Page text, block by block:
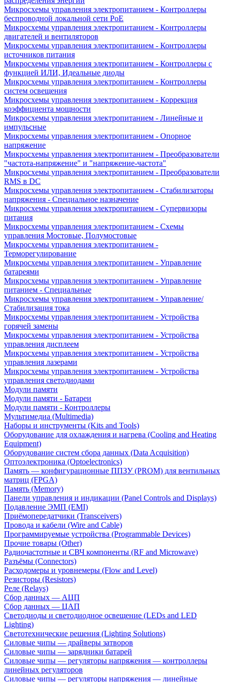
Микросхемы управления электропитанием - Контроллеры
беспроводной локальной сети PoE
Микросхемы управления электропитанием - Контроллеры
двигателей и вентиляторов
Микросхемы управления электропитанием - Контроллеры
источников питания
Микросхемы управления электропитанием - Контроллеры с
функцией ИЛИ, Идеальные диоды
Микросхемы управления электропитанием - Контроллеры
систем освещения
Микросхемы управления электропитанием - Коррекция
коэффициента мощности
Микросхемы управления электропитанием - Линейные и
импульсные
Микросхемы управления электропитанием - Опорное
напряжение
Микросхемы управления электропитанием - Преобразователи
"частота-напряжение" и "напряжение-частота"
Микросхемы управления электропитанием - Преобразователи
RMS в DC
Микросхемы управления электропитанием - Стабилизаторы
напряжения - Специальное назначение
Микросхемы управления электропитанием - Супервизоры
питания
Микросхемы управления электропитанием - Схемы
управления Мостовые, Полумостовые
Микросхемы управления электропитанием -
Терморегулирование
Микросхемы управления электропитанием - Управление
батареями
Микросхемы управления электропитанием - Управление
питанием - Специальные
Микросхемы управления электропитанием - Управление/
Стабилизация тока
Микросхемы управления электропитанием - Устройства
горячей замены
Микросхемы управления электропитанием - Устройства
управления дисплеем
Микросхемы управления электропитанием - Устройства
управления лазерами
Микросхемы управления электропитанием - Устройства
управления светодиодами
Модули памяти
Модули памяти - Батареи
Модули памяти - Контроллеры
Мультимедиа (Multimedia)
Наборы и инструменты (Kits and Tools)
Оборудование для охлаждения и нагрева (Cooling and Heating
Equipment)
Оборудование систем сбора данных (Data Acquisition)
Оптоэлектроника (Optoelectronics)
Память — конфигурационные ППЗУ (PROM) для вентильных
матриц (FPGA)
Память (Memory)
Панели управления и индикации (Panel Controls and Displays)
Подавление ЭМП (EMI)
Приёмопередатчики (Transceivers)
Провода и кабели (Wire and Cable)
Программируемые устройства (Programmable Devices)
Прочие товары (Other)
Радиочастотные и СВЧ компоненты (RF and Microwave)
Разъёмы (Connectors)
Расходомеры и уровнемеры (Flow and Level)
Резисторы (Resistors)
Реле (Relays)
Сбор данных — АЦП
Сбор данных — ЦАП
Светодиоды и светодиодное освещение (LEDs and LED
Lighting)
Светотехнические решения (Lighting Solutions)
Силовые чипы — драйверы затворов
Силовые чипы — зарядники батарей
Силовые чипы — регуляторы напряжения — контроллеры
линейных регуляторов
Силовые чипы — регуляторы напряжения — линейные